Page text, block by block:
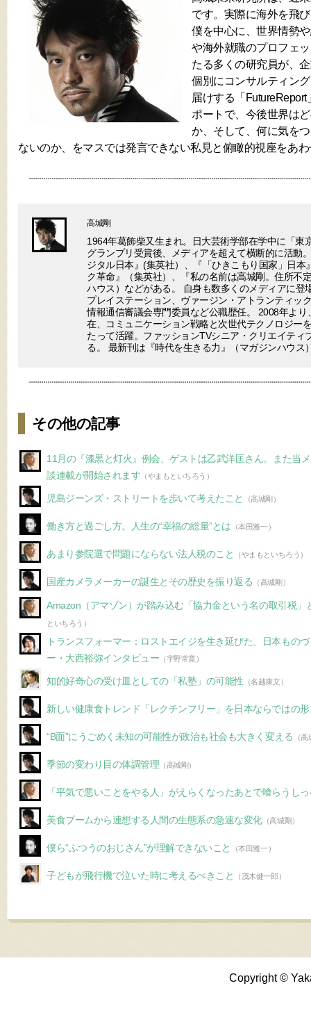
です。実際に海外を飛
僕を中心に、世界情勢
や海外就職のプロフェ
たる多くの研究員が、
個別にコンサルティン
届けする「
ポートで、今後世界は
か、そして、何に気を
ないのか、をマスでは発言できない私見と俯瞰的視座をあ
高城剛
1964年葛飾柴又生まれ。日大芸術学部在学中に「東
グランプリ受賞後、メディアを超えて横断的に活
ジタル日本』(集英社）、『「ひきこもり国家」日本
ク革命』（集英社）、『私の名前は高城剛。住所不
ハウス）などがある。 自身も数多くのメディアに登
プレイステーション、ヴァージン・アトランティッ
情報通信審議会専門委員など公職歴任。 2008年よ
在、コミュニケーション戦略と次世代テクノロジー
たって活躍。ファッションTVシニア・クリエイティ
る。 最新刊は『時代を生きる力』（マガジンハウス
その他の記事
11月の『漆黒と灯火』例会、ゲストは乙武洋匡さん。また当
談連載が開始されます （やまもといちろう）
児島ジーンズ・ストリートを歩いて考えたこと （高城剛）
働き方と過ごし方。人生の“幸福の総量”とは （本田雅一）
あまり参院選で問題にならない法人税のこと （やまもといちろう）
国産カメラメーカーの誕生とその歴史を振り返る （高城剛）
Amazon（アマゾン）が踏み込む「協力金という名の取引税」
といちろう）
トランスフォーマー：ロストエイジを生き延びた、日本も
ー・大西裕弥インタビュー （宇野常寛）
知的好奇心の受け皿としての「私塾」の可能性 （名越康文）
新しい健康食トレンド「レクチンフリー」を日本ならではの
“B面”にうごめく未知の可能性が政治も社会も大きく変える （
季節の変わり目の体調管理 （高城剛）
「平気で悪いことをやる人」がえらくなったあとで喰らうし
美食ブームから連想する人間の生態系の急速な変化（高城剛）
僕ら“ふつうのおじさん”が理解できないこと （本田雅一）
子どもが飛行機で泣いた時に考えるべきこと （茂木健一郎）
Copyright ©